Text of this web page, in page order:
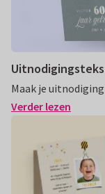
Maak je
Verder lezen